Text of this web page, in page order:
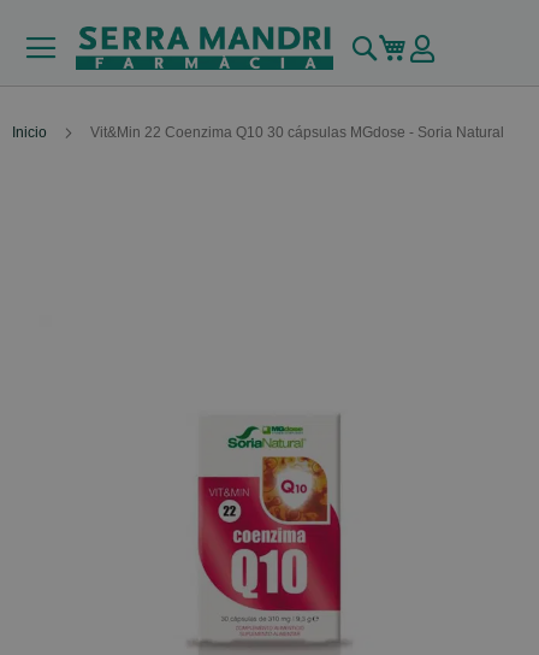
Buscar
Mi carrito
Inicio Vit&Min 22 Coenzima Q10 30 cápsulas MGdose - Soria Natural